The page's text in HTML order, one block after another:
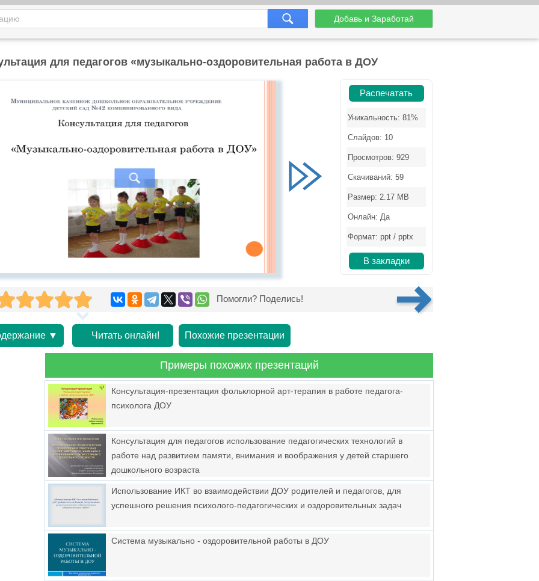
Добавь и Заработай
для педагогов «музыкально-оздоровительная работа в ДОУ
Распечатать
Уникальность: 81%
Слайдов: 10
Просмотров: 929
Скачиваний: 59
Размер: 2.17 MB
Онлайн: Да
Формат: ppt / pptx
В закладки
Помогли? Поделись!
▼ Читать онлайн! Похожие презентации
Примеры похожих презентаций
Консультация-презентация фольклорной арт-терапия в работе педагога-
психолога ДОУ
Консультация для педагогов использование педагогических технологий в
работе над развитием памяти, внимания и воображения у детей старшего
дошкольного возраста
Использование ИКТ во взаимодействии ДОУ родителей и педагогов, для
успешного решения психолого-педагогических и оздоровительных задач
Система музыкально - оздоровительной работы в ДОУ